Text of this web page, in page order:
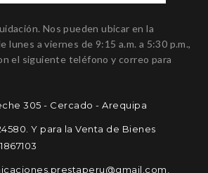
Nos pueden ubicar en la
lunes a viernes de 9:15 a.m. a 5:30 p.m.,
el siguiente teléfono y correo para
305 - Cercado - Arequipa
Y para la Venta de Bienes